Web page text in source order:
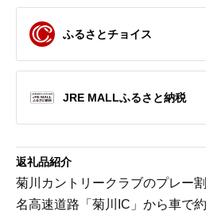
ふるさとチョイス
JRE MALLふるさと納税
返礼品紹介
菊川カントリークラブのプレー
名高速道路「菊川IC」から車で